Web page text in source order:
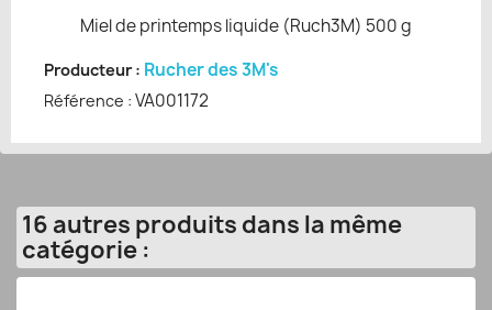
Miel de printemps liquide (Ruch3M) 500 g
Producteur : Rucher des 3M's
Référence : VA001172
16 autres produits dans la même
catégorie :